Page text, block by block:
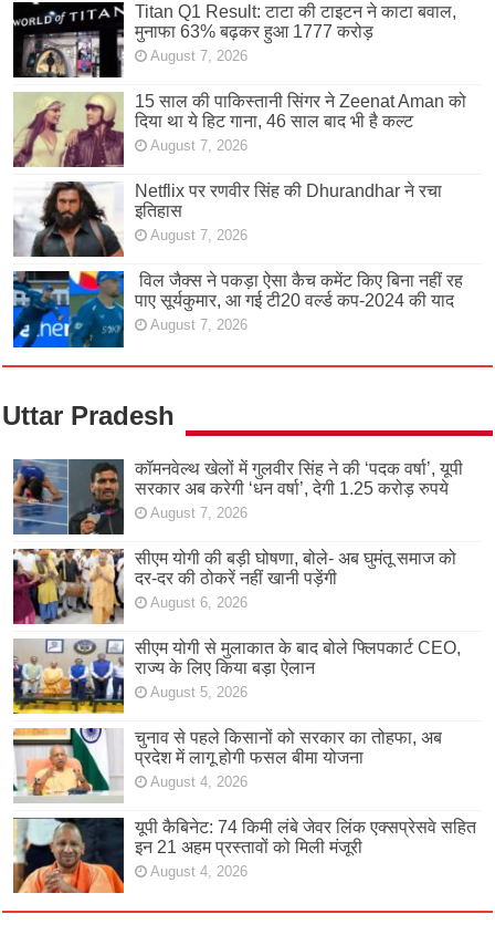
Titan Q1 Result: टाटा की टाइटन ने काटा बवाल,
मुनाफा 63% बढ़कर हुआ 1777 करोड़
August 7, 2026
15 साल की पाकिस्तानी सिंगर ने Zeenat Aman को
दिया था ये हिट गाना, 46 साल बाद भी है कल्ट
August 7, 2026
Netflix पर रणवीर सिंह की Dhurandhar ने रचा
इतिहास
August 7, 2026
विल जैक्स ने पकड़ा ऐसा कैच कमेंट किए बिना नहीं रह
पाए सूर्यकुमार, आ गई टी20 वर्ल्ड कप-2024 की याद
August 7, 2026
Uttar Pradesh
कॉमनवेल्थ खेलों में गुलवीर सिंह ने की ‘पदक वर्षा’, यूपी
सरकार अब करेगी ‘धन वर्षा’, देगी 1.25 करोड़ रुपये
August 7, 2026
सीएम योगी की बड़ी घोषणा, बोले- अब घुमंतू समाज को
दर-दर की ठोकरें नहीं खानी पड़ेंगी
August 6, 2026
सीएम योगी से मुलाकात के बाद बोले फ्लिपकार्ट CEO,
राज्य के लिए किया बड़ा ऐलान
August 5, 2026
चुनाव से पहले किसानों को सरकार का तोहफा, अब
प्रदेश में लागू होगी फसल बीमा योजना
August 4, 2026
यूपी कैबिनेट: 74 किमी लंबे जेवर लिंक एक्सप्रेसवे सहित
इन 21 अहम प्रस्तावों को मिली मंजूरी
August 4, 2026